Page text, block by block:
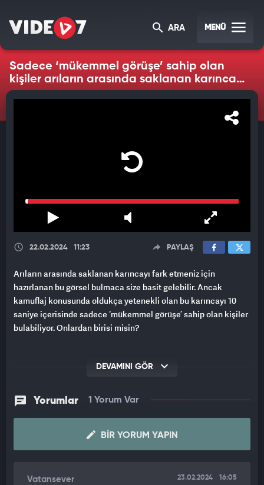
ARA MENÜ
Sadece ‘mükemmel görüşe’ sahip olan
kişiler arıların arasında saklanan karıncayı
fark edebilir
22.02.2024 11:23 PAYLAŞ
Arıların arasında saklanan karıncayı fark etmeniz için
hazırlanan bu görsel bulmaca size basit gelebilir. Ancak
kamuflaj konusunda oldukça yetenekli olan bu karıncayı 10
saniye içerisinde sadece ‘mükemmel görüşe’ sahip olan kişiler
bulabiliyor. Onlardan birisi misin?
DEVAMINI GÖR
Yorumlar 1 Yorum Var
BIR YORUM YAPIN
Vatansever 23.02.2024 16:05